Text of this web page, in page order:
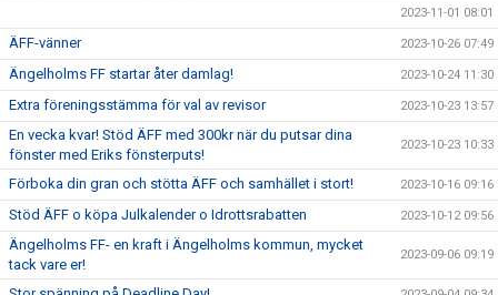
2023-11-01 08:01
ÄFF-vänner 2023-10-26 07:49
Ängelholms FF startar åter damlag! 2023-10-24 11:30
Extra föreningsstämma för val av revisor 2023-10-23 13:57
En vecka kvar! Stöd ÄFF med 300kr när du putsar dina
fönster med Eriks fönsterputs!
2023-10-23 10:33
Förboka din gran och stötta ÄFF och samhället i stort! 2023-10-16 09:16
Stöd ÄFF o köpa Julkalender o Idrottsrabatten 2023-10-12 09:56
Ängelholms FF- en kraft i Ängelholms kommun, mycket
tack vare er!
2023-09-06 09:19